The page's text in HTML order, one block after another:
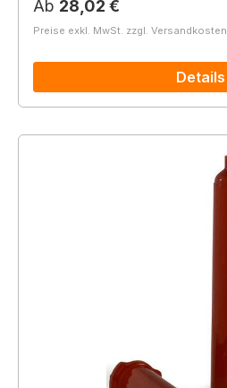
Regulärer Preis:
Ab 28,02 €
Preise exkl. MwSt. zzgl. Versandkosten
Details